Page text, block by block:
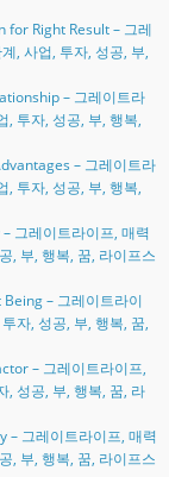
for Right Result – 그레
, 사업, 투자, 성공, 부,
– 그레이트라
, 투자, 성공, 부, 행복,
– 그레이트라
, 투자, 성공, 부, 행복,
그레이트라이프, 매력
, 부, 행복, 꿈, 라이프스
– 그레이트라이
자, 성공, 부, 행복, 꿈,
– 그레이트라이프,
성공, 부, 행복, 꿈, 라
– 그레이트라이프, 매력
, 부, 행복, 꿈, 라이프스